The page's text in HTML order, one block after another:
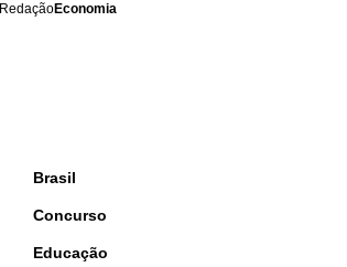
RedaçãoEconomia
Brasil
Concurso
Educação